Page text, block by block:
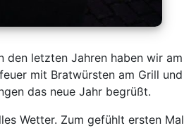
den letzten Jahren haben wir am
mit Bratwürsten am Grill und
das neue Jahr begrüßt.
Wetter. Zum gefühlt ersten Mal